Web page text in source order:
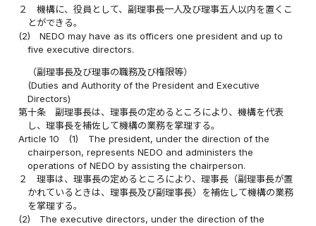
２
機構に、役員として、副理事長一人及び理事五人以内を置くこ
とができる。
(2)
NEDO may have as its officers one president and up to
five executive directors.
（副理事長及び理事の職務及び権限等）
(Duties and Authority of the President and Executive
Directors)
第十条
副理事長は、理事長の定めるところにより、機構を代表
し、理事長を補佐して機構の業務を掌理する。
Article 10
(1)
The president, under the direction of the
chairperson, represents NEDO and administers the
operations of NEDO by assisting the chairperson.
２
理事は、理事長の定めるところにより、理事長（副理事長が置
かれているときは、理事長及び副理事長）を補佐して機構の業務
を掌理する。
(2)
The executive directors, under the direction of the